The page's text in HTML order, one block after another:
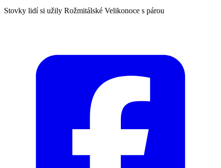
Stovky lidí si užily Rožmitálské Velikonoce s párou